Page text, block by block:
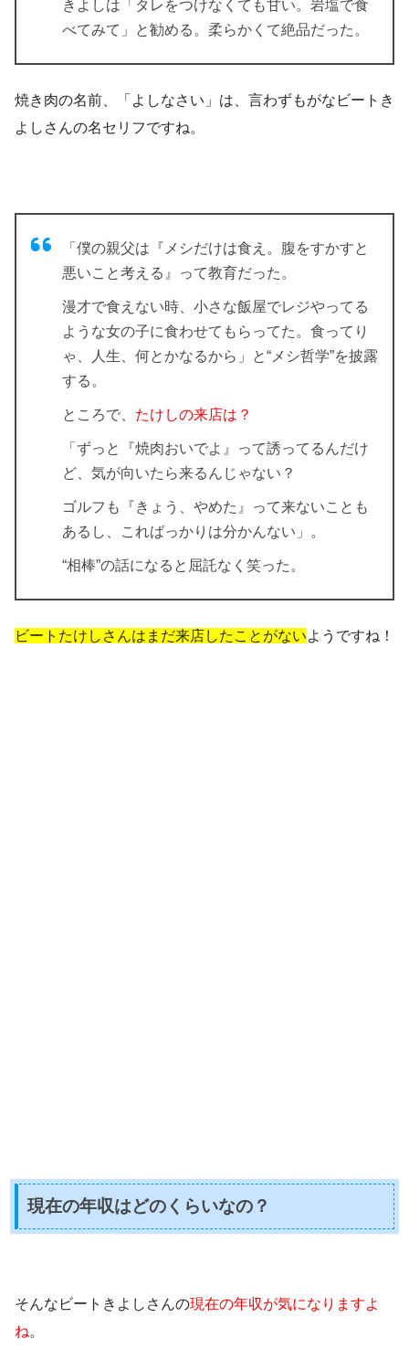
きよしは「タレをつけなくても甘い。岩塩で食
べてみて」と勧める。柔らかくて絶品だった。
焼き肉の名前、「よしなさい」は、言わずもがなビートき
よしさんの名セリフですね。
「僕の親父は『メシだけは食え。腹をすかすと
悪いこと考える』って教育だった。
漫才で食えない時、小さな飯屋でレジやってる
ような女の子に食わせてもらってた。食ってり
ゃ、人生、何とかなるから」と“メシ哲学”を披露
する。
ところで、 たけしの来店は？
「ずっと『焼肉おいでよ』って誘ってるんだけ
ど、 気が向いたら来るんじゃない？
ゴルフも『きょう、やめた』って来ないことも
あるし、こればっかりは分かんない」。
“相棒”の話になると屈託なく笑った。
ビートたけしさんはまだ来店したことがないようですね！
現在の年収はどのくらいなの？
そんなビートきよしさんの現在の年収が気になりますよ
ね。